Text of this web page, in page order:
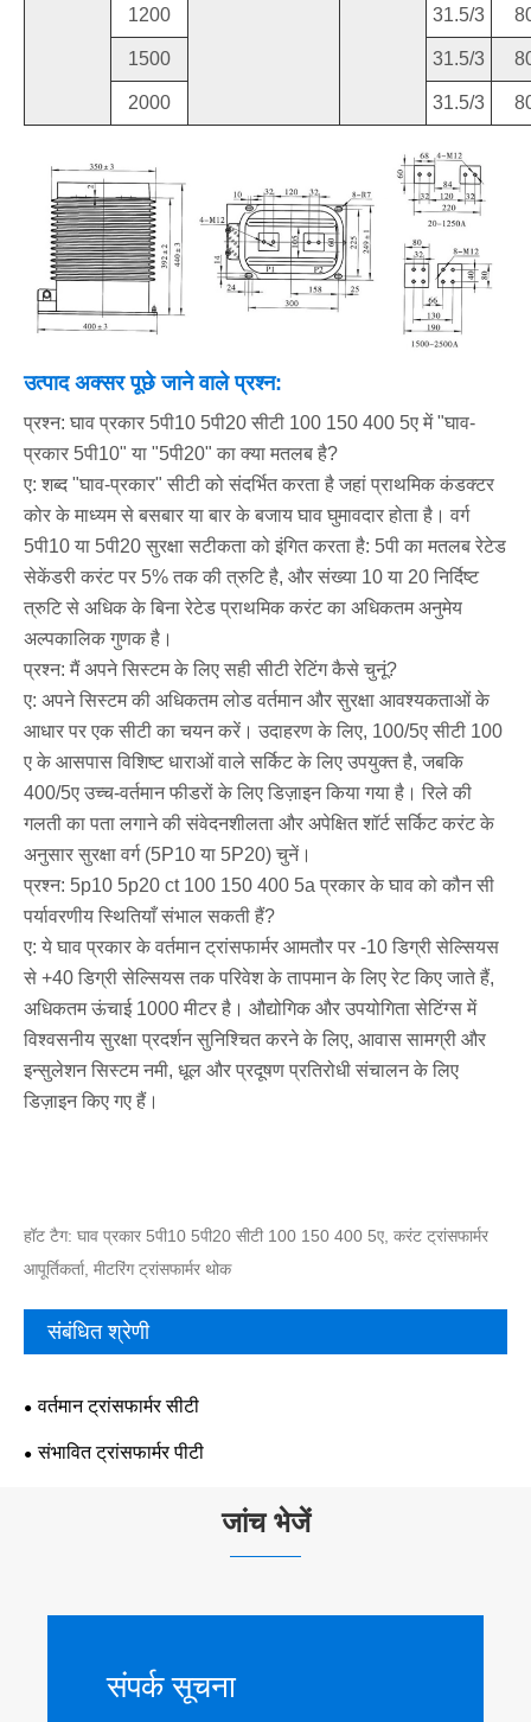
1200 31.5/3
1500 31.5/3
2000 31.5/3
उत्पाद अक्सर पूछे जाने वाले प्रश्न:
प्रश्न: घाव प्रकार 5पी10 5पी20 सीटी 100 150 400 5ए में "घाव-
प्रकार 5पी10" या "5पी20" का क्या मतलब है?
ए: शब्द "घाव-प्रकार" सीटी को संदर्भित करता है जहां प्राथमिक कंडक्टर
कोर के माध्यम से बसबार या बार के बजाय घाव घुमावदार होता है। वर्ग
5पी10 या 5पी20 सुरक्षा सटीकता को इंगित करता है: 5पी का मतलब रेटेड
सेकेंडरी करंट पर 5% तक की त्रुटि है, और संख्या 10 या 20 निर्दिष्ट
त्रुटि से अधिक के बिना रेटेड प्राथमिक करंट का अधिकतम अनुमेय
अल्पकालिक गुणक है।
प्रश्न: मैं अपने सिस्टम के लिए सही सीटी रेटिंग कैसे चुनूं?
ए: अपने सिस्टम की अधिकतम लोड वर्तमान और सुरक्षा आवश्यकताओं के
आधार पर एक सीटी का चयन करें। उदाहरण के लिए, 100/5ए सीटी 100
ए के आसपास विशिष्ट धाराओं वाले सर्किट के लिए उपयुक्त है, जबकि
400/5ए उच्च-वर्तमान फीडरों के लिए डिज़ाइन किया गया है। रिले की
गलती का पता लगाने की संवेदनशीलता और अपेक्षित शॉर्ट सर्किट करंट के
अनुसार सुरक्षा वर्ग (5P10 या 5P20) चुनें।
प्रश्न: 5p10 5p20 ct 100 150 400 5a प्रकार के घाव को कौन सी
पर्यावरणीय स्थितियाँ संभाल सकती हैं?
ए: ये घाव प्रकार के वर्तमान ट्रांसफार्मर आमतौर पर -10 डिग्री सेल्सियस
से +40 डिग्री सेल्सियस तक परिवेश के तापमान के लिए रेट किए जाते हैं,
अधिकतम ऊंचाई 1000 मीटर है। औद्योगिक और उपयोगिता सेटिंग्स में
विश्वसनीय सुरक्षा प्रदर्शन सुनिश्चित करने के लिए, आवास सामग्री और
इन्सुलेशन सिस्टम नमी, धूल और प्रदूषण प्रतिरोधी संचालन के लिए
डिज़ाइन किए गए हैं।
हॉट टैग: घाव प्रकार 5पी10 5पी20 सीटी 100 150 400 5ए, करंट ट्रांसफार्मर
आपूर्तिकर्ता, मीटरिंग ट्रांसफार्मर थोक
संबंधित श्रेणी
वर्तमान ट्रांसफार्मर सीटी
संभावित ट्रांसफार्मर पीटी
जांच भेजें
संपर्क सूचना